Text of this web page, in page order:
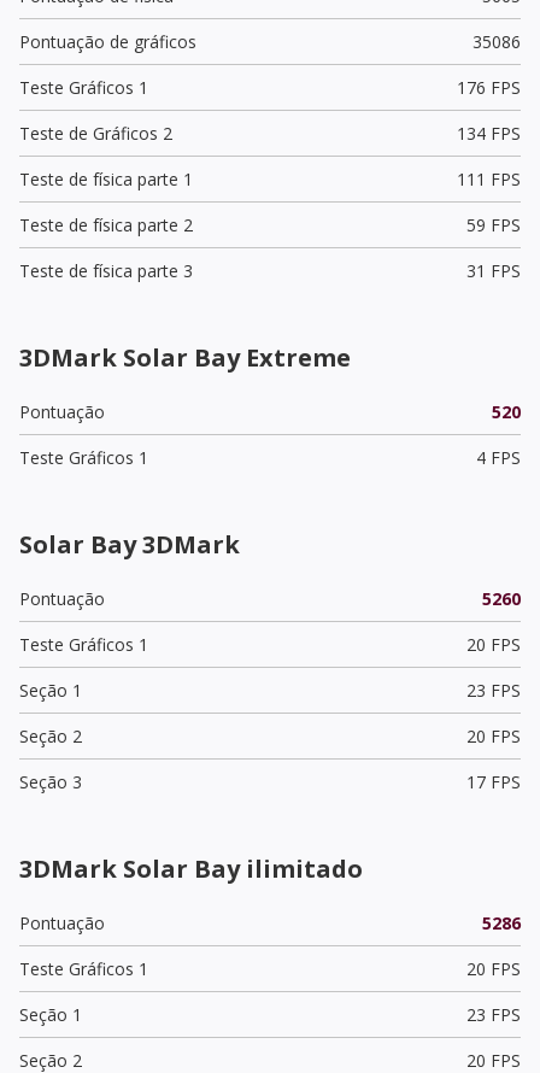
Pontuação de gráficos
35086
Teste Gráficos 1
176 FPS
Teste de Gráficos 2
134 FPS
Teste de física parte 1
111 FPS
Teste de física parte 2
59 FPS
Teste de física parte 3
31 FPS
3DMark Solar Bay Extreme
Pontuação
520
Teste Gráficos 1
4 FPS
Solar Bay 3DMark
Pontuação
5260
Teste Gráficos 1
20 FPS
Seção 1
23 FPS
Seção 2
20 FPS
Seção 3
17 FPS
3DMark Solar Bay ilimitado
Pontuação
5286
Teste Gráficos 1
20 FPS
Seção 1
23 FPS
Seção 2
20 FPS